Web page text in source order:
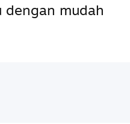
mudah